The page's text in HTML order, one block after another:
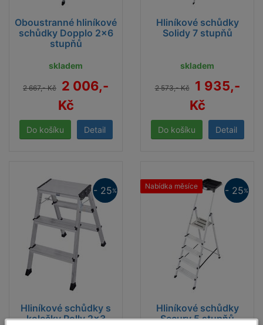
Oboustranné hliníkové
schůdky Dopplo 2x6
stupňů
skladem
2 667,- Kč
2 006,-
Kč
Detail
Hliníkové schůdky
Solidy 7 stupňů
skladem
2 573,- Kč
1 935,-
Kč
Detail
Hliníkové schůdky s
kolečky Rolly 2x3
- 25%
Hliníkové schůdky
Secury 5 stupňů
Nabídka měsíce - 25%